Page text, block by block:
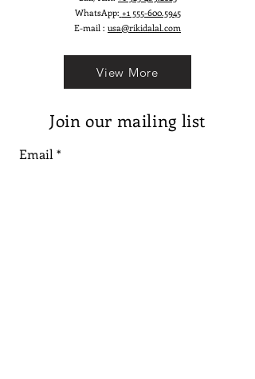
WhatsApp: +1 555-600.5945
E-mail : usa@rikidalal.com
View More
Join our mailing list
Email